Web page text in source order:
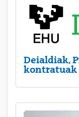
Deialdiak,
kontratuak